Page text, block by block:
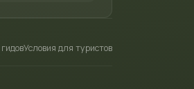
Условия для туристов